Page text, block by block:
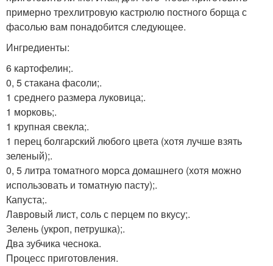
примерно трехлитровую кастрюлю постного борща с
фасолью вам понадобится следующее.
Ингредиенты:
6 картофелин;.
0, 5 стакана фасоли;.
1 среднего размера луковица;.
1 морковь;.
1 крупная свекла;.
1 перец болгарский любого цвета (хотя лучше взять
зеленый);.
0, 5 литра томатного морса домашнего (хотя можно
использовать и томатную пасту);.
Капуста;.
Лавровый лист, соль с перцем по вкусу;.
Зелень (укроп, петрушка);.
Два зубчика чеснока.
Процесс приготовления.